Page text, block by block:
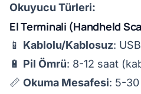
Okuyucu Türleri:
El Terminali (Handheld
📱 Kablolu/Kablosuz:
🔋 Pil Ömrü: 8-12 saat
📏 Okuma Mesafesi: 5-